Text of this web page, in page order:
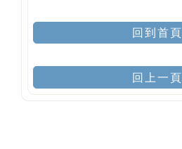
回到首頁
回上一頁